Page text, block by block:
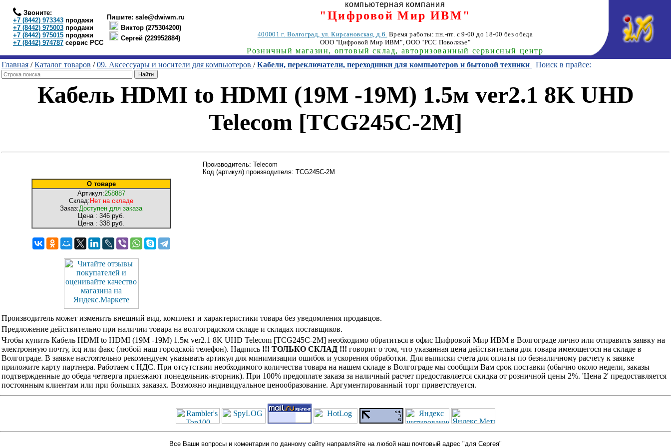
Звоните:
+7 (8442) 973343 продажи
+7 (8442) 975003 продажи
+7 (8442) 975015 продажи
+7 (8442) 974787 сервис РСС
Пишите: sale@dwiwm.ru
Виктор (275304200)
Сергей (229952884)
компьютерная компания
"Цифровой Мир ИВМ"
400001г. Волгоград, ул. Кирсановская, д.6. Время работы: пн.-пт. с 9-00 до 18-00 без обеда
ООО "Цифровой Мир ИВМ", ООО "РСС Поволжье"
Розничный магазин, оптовый склад, авторизованный сервисный центр
Главная /Каталог товаров /09. Аксессуары и носители для компьютеров /Кабели, переключатели, переходники для компьютеров и бытовой техники Поиск в прайсе:
Кабель HDMI to HDMI (19M -19M) 1.5м ver2.1 8K UHD
Telecom [TCG245C-2M]
О товаре
Артикул:258887
Склад: Нет на складе
Заказ:Доступен для заказа
Цена : 346 руб.
Цена : 338 руб.
Производитель: Telecom
Код (артикул) производителя: TCG245C-2M
Производитель может изменить внешний вид, комплект и характеристики товара без уведомления продавцов.
Предложение действительно при наличии товара на волгоградском складе и складах поставщиков.
Чтобы купить Кабель HDMI to HDMI (19M -19M) 1.5м ver2.1 8K UHD Telecom [TCG245C-2M] необходимо обратиться в офис Цифровой Мир ИВМ в Волгограде лично или отправить заявку на
электронную почту, icq или факс (любой наш городской телефон). Надпись !!! ТОЛЬКО СКЛАД !!! говорит о том, что указанная цена действительна для товара имеющегося на складе в
Волгограде. В заявке настоятельно рекомендуем указывать артикул для минимизации ошибок и ускорения обработки. Для выписки счета для оплаты по безналичному расчету к заявке
приложите карту партнера. Работаем с НДС. При отсутствии необходимого количества товара на нашем складе в Волгограде мы сообщим Вам срок поставки (обычно около недели, заказы
подтвержденные до обеда четверга приезжают понедельник-вторник). При 100% предоплате заказа за наличный расчет предоставляется скидка от розничной цены 2%. 'Цена 2' предоставляется
постоянным клиентам или при больших заказах. Возможно индивидуальное ценообразование. Аргументированный торг приветствуется.
Все Ваши вопросы и коментарии по данному сайту направляйте на любой наш почтовый адрес "для Сергея"